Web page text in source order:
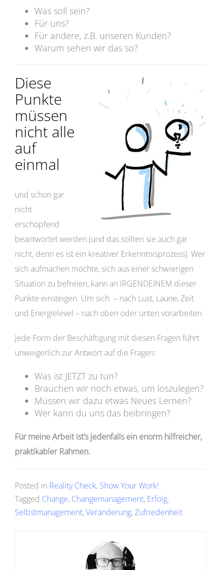
Was soll sein?
Für uns?
Für andere, z.B. unseren Kunden?
Warum sehen wir das so?
Diese
Punkte
müssen
nicht alle
auf
einmal
und schon gar
nicht
erschöpfend
beantwortet werden (und das sollten sie auch gar
nicht, denn es ist ein kreativer Erkenntnisprozess). Wer
sich aufmachen möchte, sich aus einer schwierigen
Situation zu befreien, kann an IRGENDEINEM dieser
Punkte einsteigen. Um sich – nach Lust, Laune, Zeit
und Energielevel – nach oben oder unten vorarbeiten.
Jede Form der Beschäftigung mit diesen Fragen führt
unweigerlich zur Antwort auf die Fragen:
Was ist JETZT zu tun?
Brauchen wir noch etwas, um loszulegen?
Müssen wir dazu etwas Neues Lernen?
Wer kann du uns das beibringen?
Für meine Arbeit ist’s jedenfalls ein enorm hilfreicher,
praktikabler Rahmen.
Posted in Reality Check, Show Your Work!
Tagged Change, Changemanagement, Erfolg,
Selbstmanagement,Veränderung,Zufriedenheit